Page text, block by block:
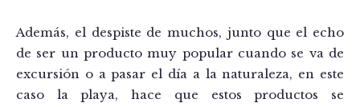
Además, el despiste de muchos, junto que el echo
de ser un producto muy popular cuando se va de
excursión o a pasar el día a la naturaleza, en este
caso la playa, hace que estos productos se